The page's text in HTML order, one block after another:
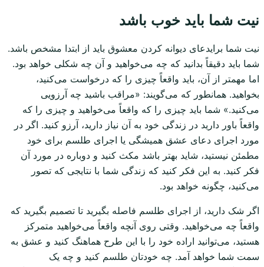
نیت شما باید خوب باشد
نیت شما برایدعای دیوانه کردن معشوق باید از ابتدا مشخص باشد.
شما باید دقیقاً بدانید که چه می‌خواهید و آن چه شکلی خواهد بود.
اما مهمتر از آن، باید واقعاً چیزی را که درخواست می‌کنید،
بخواهید. همانطور که می‌گویند: «مراقب باشید چه آرزویی
می‌کنید.» شما باید چیزی را که واقعاً می‌خواهید و چیزی را که
واقعاً باور دارید در زندگی خود به آن نیاز دارید، آرزو کنید. اگر در
مورد اجرای دعای عشق همیشگی یا اجرای طلسم برای خود
مطمئن نیستید، شاید بهتر باشد مکث کنید و دوباره در مورد آن
فکر کنید. به این فکر کنید که زندگی شما با نتایجی که تصور
می‌کنید، چگونه خواهد بود.
اگر شک دارید، از اجرای طلسم فاصله بگیرید تا تصمیم بگیرید که
واقعاً چه می‌خواهید. وقتی روی آنچه واقعاً می‌خواهید متمرکز
هستید، می‌توانید اراده خود را با این طرح هماهنگ کنید و عشق به
سمت شما خواهد آمد. چه خودتان طلسم کنید و چه یک